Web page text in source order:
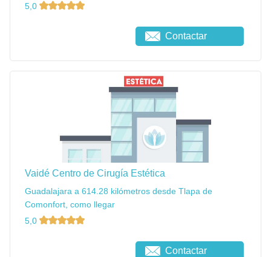
5,0
Contactar
Vaidé Centro de Cirugía Estética
Guadalajara a 614.28 kilómetros desde Tlapa de
Comonfort, como llegar
5,0
Contactar